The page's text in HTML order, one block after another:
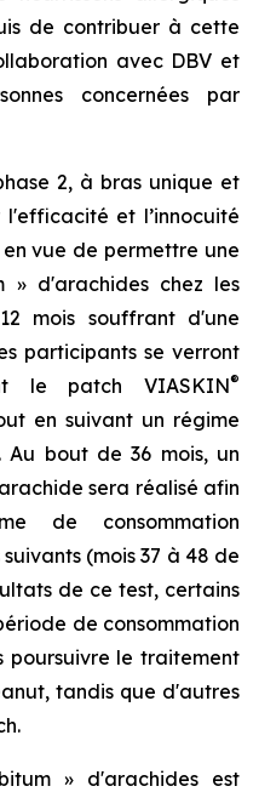
de contribuer à cette
avec DBV et
concernées par
2, à bras unique et
et l’innocuité
en vue de permettre une
» d'arachides chez les
mois souffrant d'une
participants se verront
le patch VIASKIN®
en suivant un régime
Au bout de 36 mois, un
sera réalisé afin
de consommation
(mois 37 à 48 de
de ce test, certains
de consommation
poursuivre le traitement
tandis que d'autres
» d'arachides est